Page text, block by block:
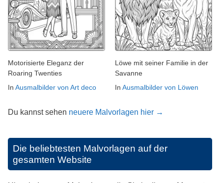
Motorisierte Eleganz der
Roaring Twenties
In Ausmalbilder von Art deco
Löwe mit seiner Familie in der
Savanne
In Ausmalbilder von Löwen
Du kannst sehen neuere Malvorlagen hier →
Die beliebtesten Malvorlagen auf der
gesamten Website